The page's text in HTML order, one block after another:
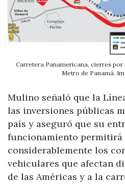
Carretera Panamericana, cierres
Metro de Panamá.
Mulino señaló que la
las inversiones públicas
país y aseguró que su
funcionamiento
considerablemente los
vehiculares que afectan
de las Américas y a la